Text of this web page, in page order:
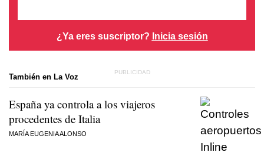
¿Ya eres suscriptor? Inicia sesión
También en La Voz
España ya controla a los viajeros
procedentes de Italia
MARÍA EUGENIA ALONSO